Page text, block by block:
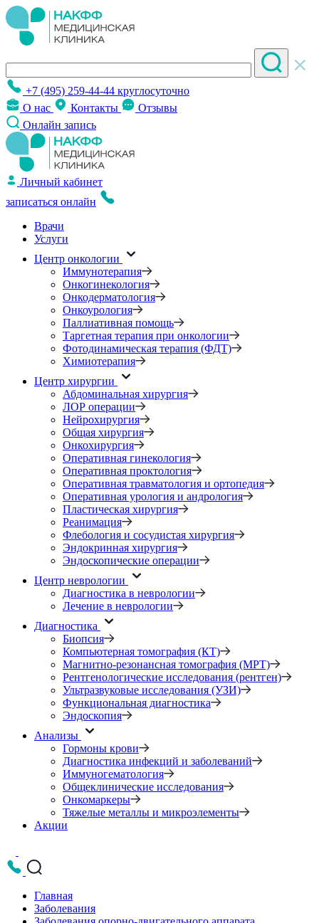
+7 (495) 259-44-44 круглосуточно
О нас
Контакты
Отзывы
Онлайн запись
Личный кабинет
записаться онлайн
Врачи
Услуги
Центр онкологии
Иммунотерапия
Онкогинекология
Онкодерматология
Онкоурология
Паллиативная помощь
Таргетная терапия при онкологии
Фотодинамическая терапия (ФДТ)
Химиотерапия
Центр хирургии
Абдоминальная хирургия
ЛОР операции
Нейрохирургия
Общая хирургия
Онкохирургия
Оперативная гинекология
Оперативная проктология
Оперативная травматология и ортопедия
Оперативная урология и андрология
Пластическая хирургия
Реанимация
Флебология и сосудистая хирургия
Эндокринная хирургия
Эндоскопические операции
Центр неврологии
Диагностика в неврологии
Лечение в неврологии
Диагностика
Биопсия
Компьютерная томография (КТ)
Магнитно-резонансная томография (МРТ)
Рентгенологические исследования (рентген)
Ультразвуковые исследования (УЗИ)
Функциональная диагностика
Эндоскопия
Анализы
Гормоны крови
Диагностика инфекций и заболеваний
Иммуногематология
Общеклинические исследования
Онкомаркеры
Тяжелые металлы и микроэлементы
Акции
Главная
Заболевания